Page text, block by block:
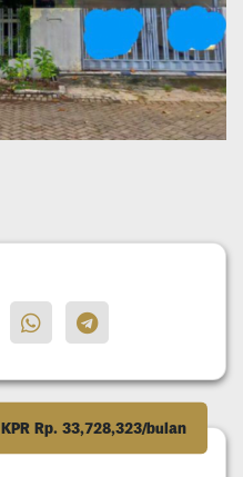
KPR Rp. 33,728,323/bulan